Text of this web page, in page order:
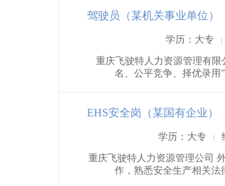
驾驶员（某机关事业单位）
学历：大专 |
重庆飞驶特人力资源管理有
名、公平竞争、择优录用
EHS安全岗（某国有企业）
学历：大专 |
重庆飞驶特人力资源管理公司
作，熟悉安全生产相关法